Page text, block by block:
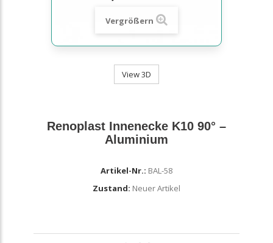
Vergrößern
View 3D
Renoplast Innenecke K10 90° –
Aluminium
Artikel-Nr.: BAL-58
Zustand: Neuer Artikel